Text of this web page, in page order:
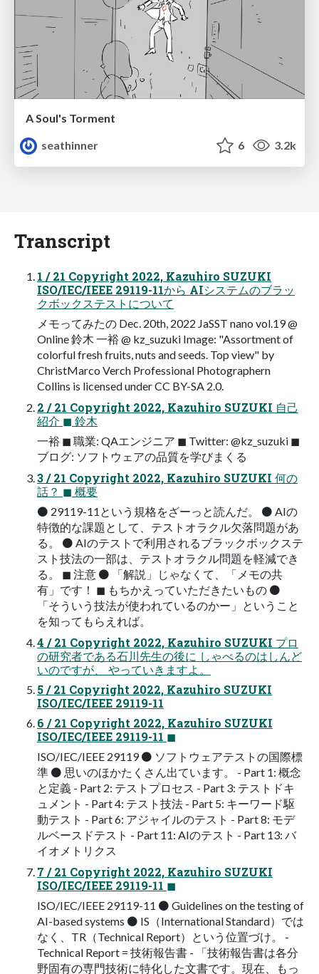
A Soul's Torment
seathinner
6 3.2k
Transcript
1 / 21 Copyright 2022, Kazuhiro SUZUKI
ISO/IEC/IEEE 29119-11から AIシステムのブラッ
クボックステストについて
メモってみたの Dec. 20th, 2022 JaSST nano vol.19 @
Online 鈴木 一裕 @ kz_suzuki Image: "Assortment of
colorful fresh fruits, nuts and seeds. Top view" by
ChristMarco Verch Professional Photographern
Collins is licensed under CC BY-SA 2.0.
2 / 21 Copyright 2022, Kazuhiro SUZUKI 自己
紹介 ◼ 鈴木
一裕 ◼ 職業: QAエンジニア ◼ Twitter: @kz_suzuki ◼
ブログ: ソフトウェアの品質を学びまくる
3 / 21 Copyright 2022, Kazuhiro SUZUKI 何の
話？ ◼ 概要
⚫ 29119-11という規格をざーっと読んだ。 ⚫ AIの
特徴的な課題として、テストオラクル欠落問題があ
る。 ⚫ AIのテストで利用されるブラックボックステ
スト技法の一部は、テストオラクル問題を軽減でき
る。 ◼ 注意 ⚫ 「解説」じゃなくて、「メモの共
有」です！ ◼ もちかえっていただきたいもの ⚫
「そういう技法が使われているのかー」ということ
を知ってもらえれば。
4 / 21 Copyright 2022, Kazuhiro SUZUKI プロ
の研究者である石川先生の後に しゃべるのはしんど
いのですが、 やっていきますよ。
5 / 21 Copyright 2022, Kazuhiro SUZUKI
ISO/IEC/IEEE 29119-11
6 / 21 Copyright 2022, Kazuhiro SUZUKI
ISO/IEC/IEEE 29119-11 ◼
ISO/IEC/IEEE 29119 ⚫ ソフトウェアテストの国際標
準 ⚫ 思いのほかたくさん出ています。 - Part 1: 概念
と定義 - Part 2: テストプロセス - Part 3: テストドキ
ュメント - Part 4: テスト技法 - Part 5: キーワード駆
動テスト - Part 6: アジャイルのテスト - Part 8: モデ
ルベースドテスト - Part 11: AIのテスト - Part 13: バ
イオメトリクス
7 / 21 Copyright 2022, Kazuhiro SUZUKI
ISO/IEC/IEEE 29119-11 ◼
ISO/IEC/IEEE 29119-11 ⚫ Guidelines on the testing of
AI-based systems ⚫ IS（International Standard）では
なく、TR（Technical Report）という位置づけ。 -
Technical Report = 技術報告書 - 「技術報告書は各分
野固有の専門技術に特化した文書です。現在、もっ